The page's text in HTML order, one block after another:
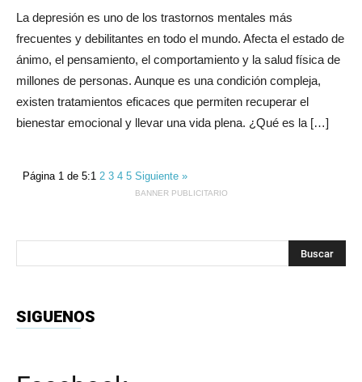
La depresión es uno de los trastornos mentales más
frecuentes y debilitantes en todo el mundo. Afecta el estado de
ánimo, el pensamiento, el comportamiento y la salud física de
millones de personas. Aunque es una condición compleja,
existen tratamientos eficaces que permiten recuperar el
bienestar emocional y llevar una vida plena. ¿Qué es la […]
Página 1 de 5:1 2345Siguiente »
BANNER PUBLICITARIO
SIGUENOS